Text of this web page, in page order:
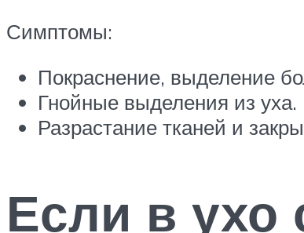
Симптомы:
Покраснение, выделение
Гнойные выделения из уха.
Разрастание тканей и
Если в ухо